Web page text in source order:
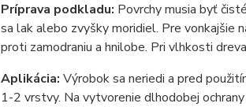
Príprava podkladu: Povrchy musia byť
sa lak alebo zvyšky moridiel. Pre vonkajšie
proti zamodraniu a hnilobe. Pri vlhkosti
Aplikácia: Výrobok sa neriedi a pred
1-2 vrstvy. Na vytvorenie dlhodobej